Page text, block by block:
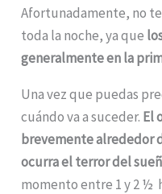
Afortunadamente, no
toda la noche, ya que
generalmente en la
Una vez que puedas
cuándo va a suceder. El
brevemente alrededor
ocurra el terror del
momento entre 1 y 2 ½